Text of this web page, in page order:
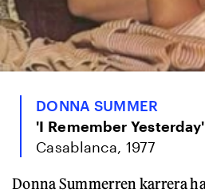
DONNA SUMMER
'I Remember Yesterday'
Casablanca, 1977
Donna Summerren karrera